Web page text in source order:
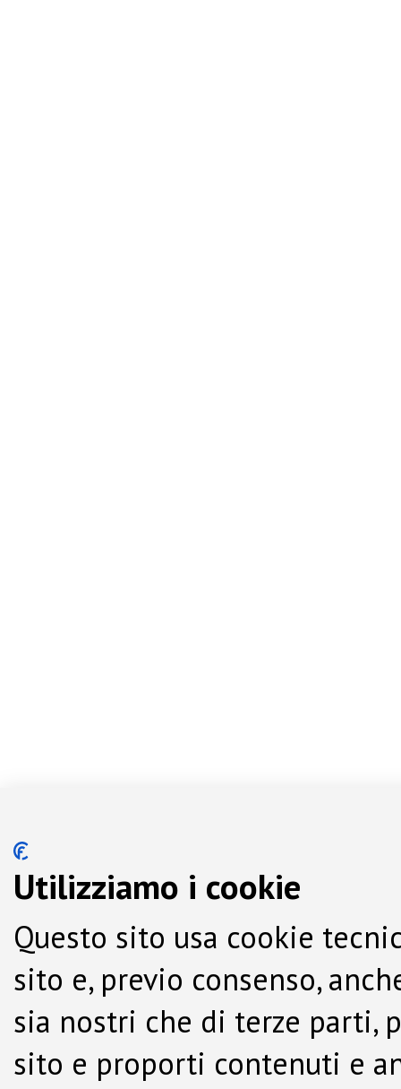
Utilizziamo i cookie
Questo sito usa cookie
sito e, previo consenso,
sia nostri che di terze parti,
sito e proporti contenuti e